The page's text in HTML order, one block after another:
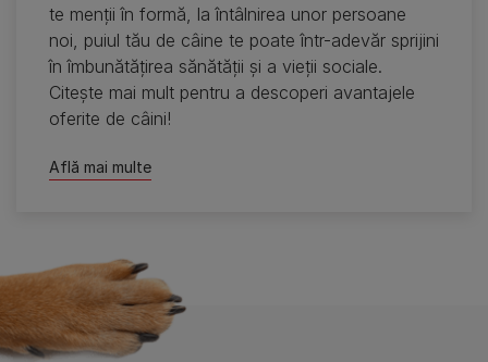
te menţii în formă, la întâlnirea unor persoane
noi, puiul tău de câine te poate într-adevăr sprijini
în îmbunătăţirea sănătăţii şi a vieţii sociale.
Citeşte mai mult pentru a descoperi avantajele
oferite de câini!
Află mai multe